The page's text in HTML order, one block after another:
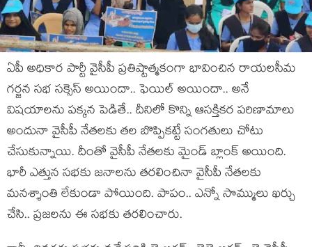
ఏపీ అధికార పార్టీ వైసీపీ ప్ర‌తిష్టాత్మ‌కంగా భావించిన రాయలసీమ
గర్జన సభ స‌క్సెస్ అయిందా.. ఫెయిల్ అయిందా.. అనే
విష‌యాల‌ను ప‌క్క‌న పెడితే.. దీనిలో కొన్ని ఆస‌క్తిక‌ర ప‌రిణామాలు
అందునా వైసీపీ నేత‌ల‌కు త‌ల బొప్పిక‌ట్టే సంగ‌తులు చోటు
చేసుకున్నాయి. దీంతో వైసీపీ నేతలకు మైండ్ బ్లాంక్ అయింది.
భారీ ఎత్తున స‌భ‌కు జ‌నాల‌ను త‌ర‌లించినా వైసీపీ నేత‌ల‌కు
మ‌న‌శ్శాంతి లేకుండా పోయింది. పాపం.. ఎన్నో సొమ్ములు ఖ‌ర్చు
చేసి.. ప్ర‌జ‌ల‌ను ఈ స‌భ‌కు త‌ర‌లించారు.